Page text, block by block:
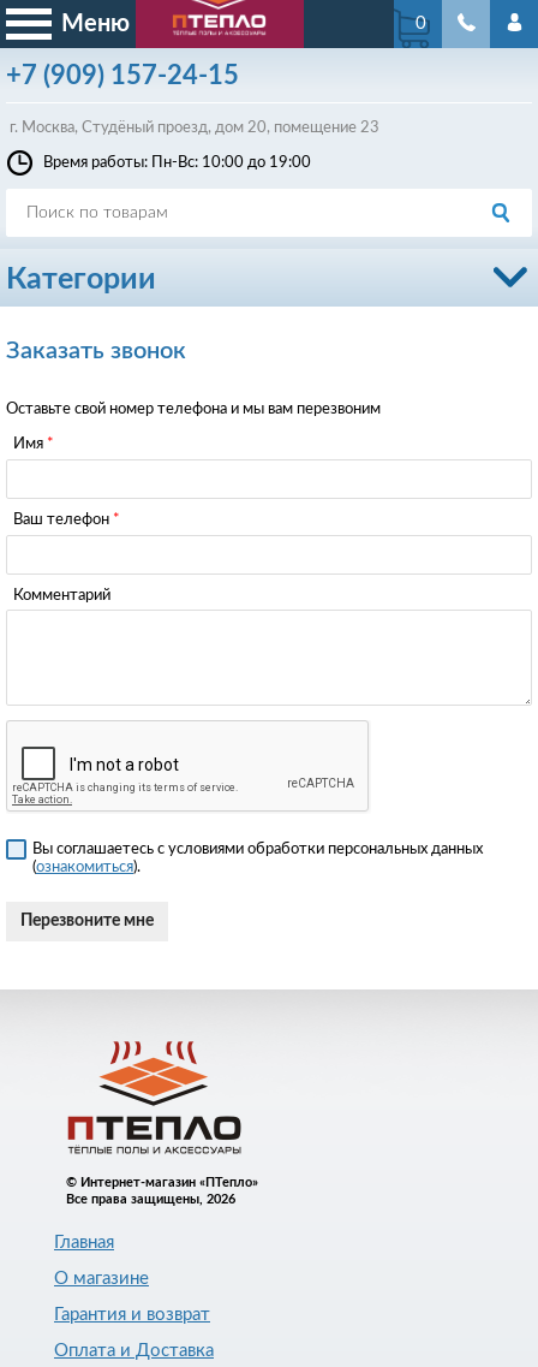
Меню
+7 (909) 157-24-15
г. Москва, Студёный проезд, дом 20, помещение 23
0
Время работы: Пн-Вс: 10:00 до 19:00
Категории
Заказать звонок
Оставьте свой номер телефона и мы вам перезвоним
Имя
Ваш телефон
Комментарий
Вы соглашаетесь с условиями обработки персональных данных
(ознакомиться).
© Интернет-магазин «ПТепло»
Все права защищены, 2026
Главная
О магазине
Гарантия и возврат
Оплата и Доставка